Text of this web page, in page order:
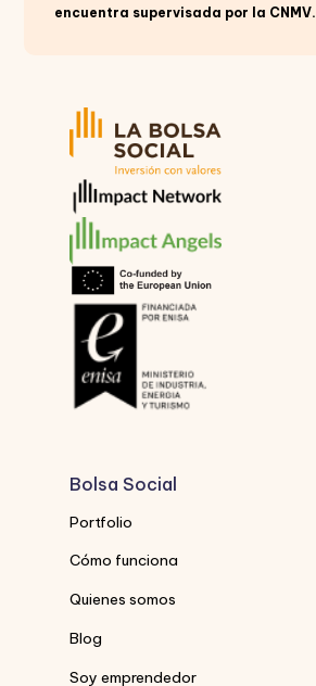
encuentra supervisada por la CNMV.
Bolsa Social
Portfolio
Cómo funciona
Quienes somos
Blog
Soy emprendedor